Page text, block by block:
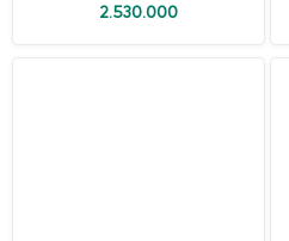
2.530.000